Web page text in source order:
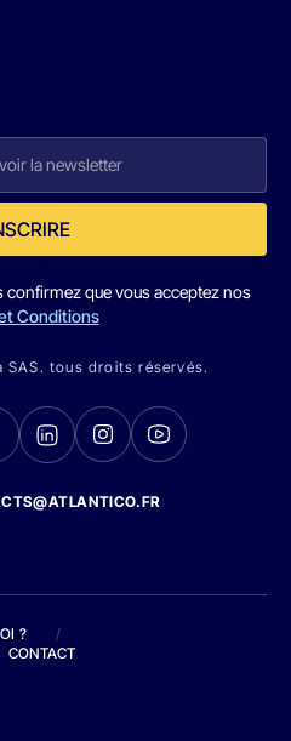
que vous acceptez nos
Conditions
tous droits réservés.
?
/
CONTACT